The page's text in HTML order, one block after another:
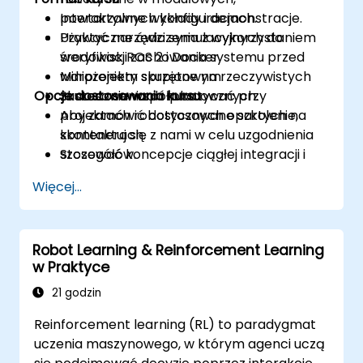
powtarzalnych konfiguracjach.
Używać narzędzi symulacyjnych do
weryfikacji zachowania systemu przed
wdrożeniem sprzętowym.
Skutecznie współpracować przy
projektach robotycznych opartych na
kontenerach.
Stosować koncepcje ciągłej integracji i
Interaktywne wykłady i demonstracje.
Praktyczne ćwiczenia z wykorzystaniem
środowisk ROS 2 i Docker.
Miniprojekty skupione na rzeczywistych
zastosowaniach robotycznych.
Opcje dostosowania kursu
Aby zamówić dostosowane szkolenie,
skontaktuj się z nami w celu uzgodnienia
szczegółów.
Więcej...
Robot Learning & Reinforcement Learning
w Praktyce
21 godzin
Reinforcement learning (RL) to paradygmat
uczenia maszynowego, w którym agenci uczą